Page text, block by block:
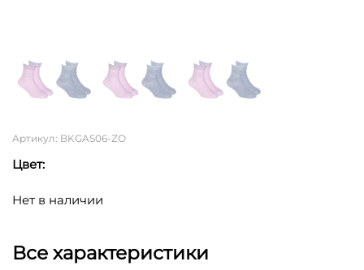
Артикул: BKGAS06-ZO
Цвет:
Нет в наличии
Все характеристики